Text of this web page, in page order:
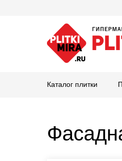
Каталог плитки